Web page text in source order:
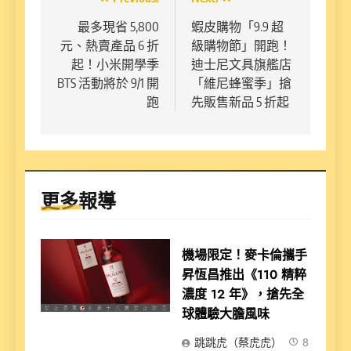
導
覽
最多現省 5,800
元、熱賣產品 6 折
起！小米開學季
BTS 活動將於 9/1 開
跑
蝦皮購物「9.9 超
級購物節」開跑！
迪士尼文具旗艦店
「維尼蜂蜜季」搶
先販售新品 5 折起
更多報導
機場限定！麥卡倫攜手
昇恆昌推出《110 精粹
濃度 12 年》，搶先全
球體驗大膽風味
跳跳虎（蔡虎虎） 8